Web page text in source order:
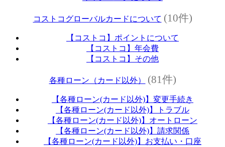
コストコグローバルカードについて (10件)
【コストコ】ポイントについて
【コストコ】年会費
【コストコ】その他
各種ローン（カード以外） (81件)
【各種ローン(カード以外)】変更手続き
【各種ローン(カード以外)】トラブル
【各種ローン(カード以外)】オートローン
【各種ローン(カード以外)】請求関係
【各種ローン(カード以外)】お支払い・口座